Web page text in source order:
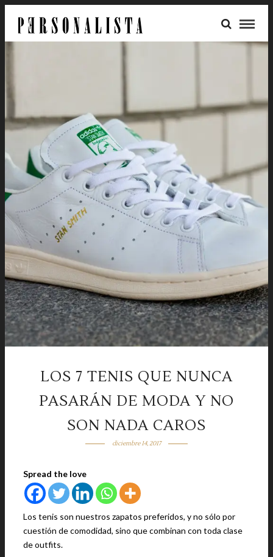
LOS 7 TENIS QUE NUNCA
PASARÁN DE MODA Y NO
SON NADA CAROS
diciembre 14, 2017
Spread the love
Los tenis son nuestros zapatos preferidos, y no sólo por
cuestión de comodidad, sino que combinan con toda clase
de outfits.